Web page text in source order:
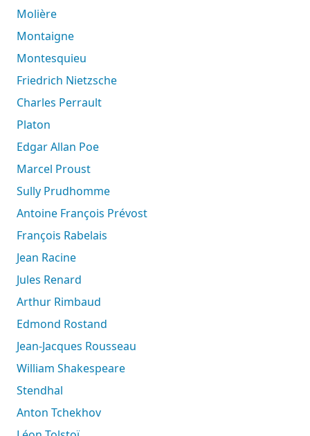
Molière
Montaigne
Montesquieu
Friedrich Nietzsche
Charles Perrault
Platon
Edgar Allan Poe
Marcel Proust
Sully Prudhomme
Antoine François Prévost
François Rabelais
Jean Racine
Jules Renard
Arthur Rimbaud
Edmond Rostand
Jean-Jacques Rousseau
William Shakespeare
Stendhal
Anton Tchekhov